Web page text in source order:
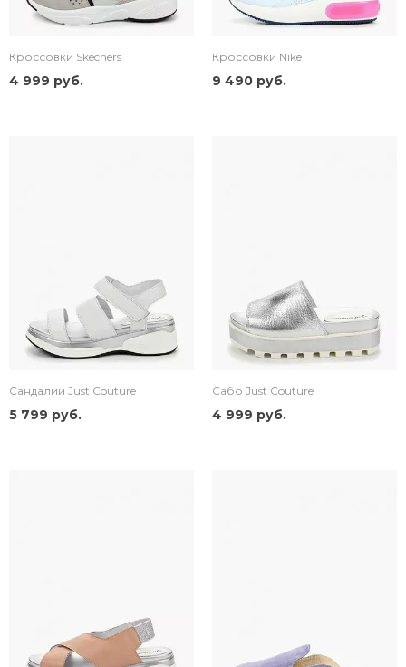
Кроссовки Skechers
4 999 руб.
Кроссовки Nike
9 490 руб.
Сандалии Just Couture
5 799 руб.
Сабо Just Couture
4 999 руб.